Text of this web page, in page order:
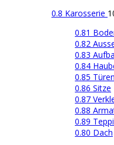
0.8 Karosserie
0.81
0.82
0.83
0.84
0.85 Türen
0.86 Sitze
0.87
0.88
0.89
0.80 Dach